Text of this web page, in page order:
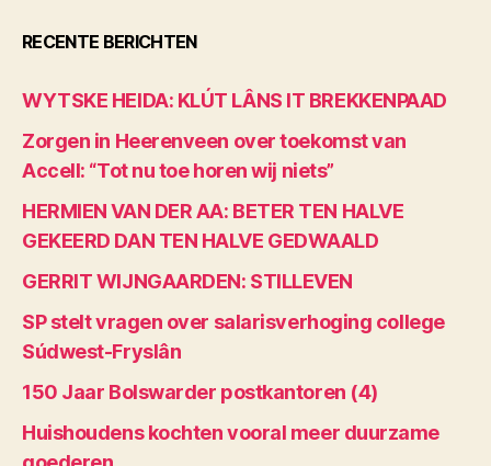
RECENTE BERICHTEN
WYTSKE HEIDA: KLÚT LÂNS IT BREKKENPAAD
Zorgen in Heerenveen over toekomst van
Accell: “Tot nu toe horen wij niets”
HERMIEN VAN DER AA: BETER TEN HALVE
GEKEERD DAN TEN HALVE GEDWAALD
GERRIT WIJNGAARDEN: STILLEVEN
SP stelt vragen over salarisverhoging college
Súdwest-Fryslân
150 Jaar Bolswarder postkantoren (4)
Huishoudens kochten vooral meer duurzame